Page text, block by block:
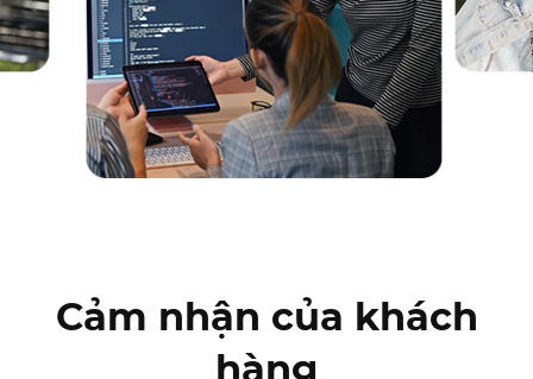
Cảm nhận của khách
hàng